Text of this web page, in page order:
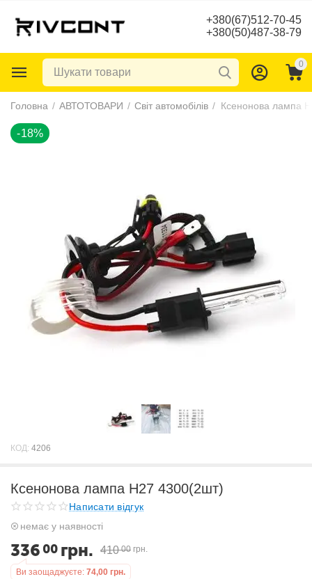
+380(67)512-70-45
+380(50)487-38-79
0
Головна / АВТОТОВАРИ / Світ автомобілів / Ксенонова лампа
КОД: 4206
Ксенонова лампа H27 4300(2шт)
Написати відгук
немає у наявності
336 00 грн. 410 00 грн.
Ви заощаджуєте: 74,00 грн.